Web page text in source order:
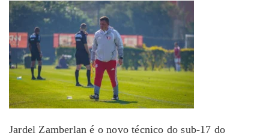
Jardel Zamberlan é o novo técnico do sub-17 do